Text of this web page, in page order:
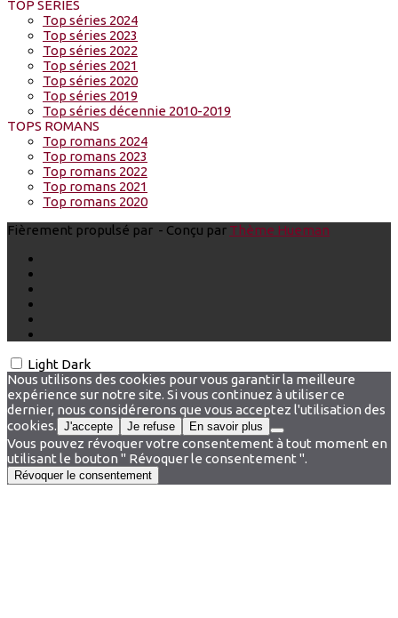
TOP SERIES
Top séries 2024
Top séries 2023
Top séries 2022
Top séries 2021
Top séries 2020
Top séries 2019
Top séries décennie 2010-2019
TOPS ROMANS
Top romans 2024
Top romans 2023
Top romans 2022
Top romans 2021
Top romans 2020
Fièrement propulsé par - Conçu par Thème Hueman
Light Dark
Nous utilisons des cookies pour vous garantir la meilleure
expérience sur notre site. Si vous continuez à utiliser ce
dernier, nous considérerons que vous acceptez l'utilisation des
cookies. J'accepte Je refuse En savoir plus
Vous pouvez révoquer votre consentement à tout moment en
utilisant le bouton " Révoquer le consentement ".
Révoquer le consentement